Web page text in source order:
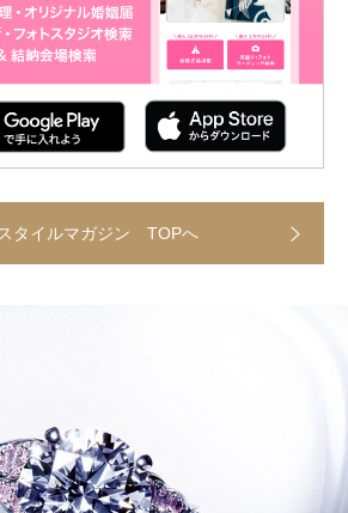
タイルマガジン TOPへ